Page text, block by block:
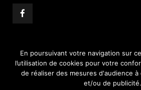
© PHILIPPE PATAUD CÉLÉRIER 2019–
CONFIDENTIALITÉ–PLAN
En poursuivant votre navigation sur
l’utilisation de cookies pour votre
de réaliser des mesures d'audience
et/ou de publicité.